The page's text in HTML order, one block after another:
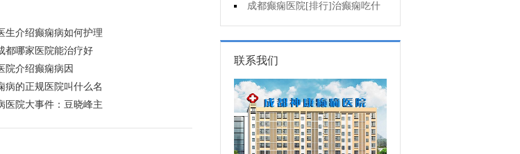
生介绍癫痫病如何护理
都哪家医院能治疗好
院介绍癫痫病因
病的正规医院叫什么名
医院大事件：豆晓峰主
要做好哪些预防?
成都癫痫医院[排行]治癫痫吃什
么药好呢?
联系我们